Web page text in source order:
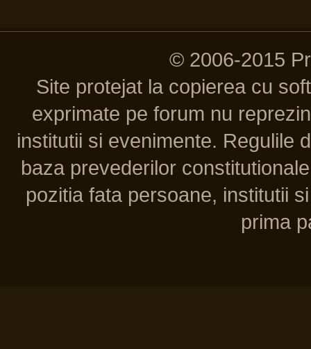
© 2006-2015
Site protejat la copierea cu
exprimate pe forum nu
institutii si evenimente. Regulile
baza prevederilor
pozitia fata persoane, institutii
prima